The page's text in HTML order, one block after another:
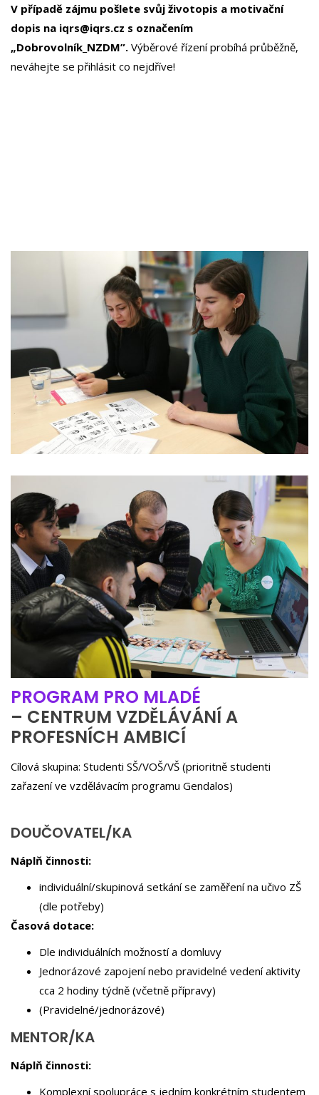
V případě zájmu pošlete svůj životopis a motivační
dopis na iqrs@iqrs.cz s označením
„Dobrovolník_NZDM”. Výběrové řízení probíhá průběžně,
neváhejte se přihlásit co nejdříve!
PROGRAM PRO MLADÉ
– CENTRUM VZDĚLÁVÁNÍ A
PROFESNÍCH AMBICÍ
Cílová skupina: Studenti SŠ/VOŠ/VŠ (prioritně studenti
zařazení ve vzdělávacím programu Gendalos)
DOUČOVATEL/KA
Náplň činnosti:
individuální/skupinová setkání se zaměření na učivo ZŠ
(dle potřeby)
Časová dotace:
Dle individuálních možností a domluvy
Jednorázové zapojení nebo pravidelné vedení aktivity
cca 2 hodiny týdně (včetně přípravy)
(Pravidelné/jednorázové)
MENTOR/KA
Náplň činnosti:
Komplexní spolupráce s jedním konkrétním studentem